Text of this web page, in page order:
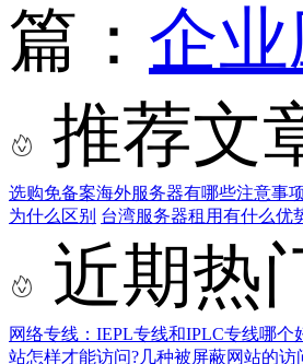
篇： 企
推荐文
选购免备案海外服务器有哪些注意事
为什么区别 台湾服务器租用有什么优
近期热
网络专线：IEPL专线和IPLC专线哪个
站怎样才能访问?几种被屏蔽网站的访